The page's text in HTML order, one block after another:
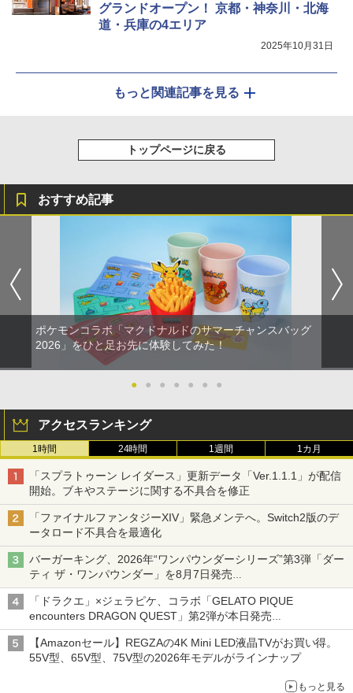
グランドオープン！ 京都・神奈川・北海
道・兵庫の4エリア
2025年10月31日
もっと関連記事を見る
トップページに戻る
おすすめ記事
ポケモンコラボ「マクドナルドのサマーチャンスバッグ
2026」をひと足お先に体験してみた！
● ● ● ● ● ● ●
アクセスランキング
1時間 24時間 1週間 1カ月
「スプラトゥーン レイダース」更新データ「Ver.1.1.1」が配信
開始。ブキやステージに関する不具合を修正
「ファイナルファンタジーXIV」緊急メンテへ。Switch2版のデ
ータロード不具合を最適化
バーガーキング、2026年“ワンパウンダーシリーズ”第3弾「ダー
ティ ザ・ワンパウンダー」を8月7日発売
「特製ガーリックマヨソース」を使用した超大型チーズバーガー
「ドラクエ」×ジェラピケ、コラボ「GELATO PIQUE
encounters DRAGON QUEST」第2弾が本日発売
アイスカップに入ったスライムやわたぼう、ベビーサタンなどが
オリジナルアートで登場
【Amazonセール】REGZAの4K Mini LED液晶TVがお買い得。
55V型、65V型、75V型の2026年モデルがラインナップ
もっと見る